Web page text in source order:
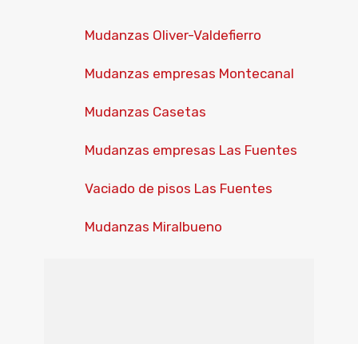
Mudanzas Oliver-Valdefierro
Mudanzas empresas Montecanal
Mudanzas Casetas
Mudanzas empresas Las Fuentes
Vaciado de pisos Las Fuentes
Mudanzas Miralbueno